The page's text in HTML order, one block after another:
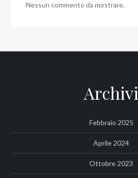
Nessun commento da mostrare.
Archivi
Febbraio 2025
Aprile 2024
Ottobre 2023